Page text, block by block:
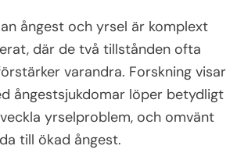
ångest och yrsel är komplext
där de två tillstånden ofta
varandra. Forskning visar
ångestsjukdomar löper betydligt
yrselproblem, och omvänt
till ökad ångest.